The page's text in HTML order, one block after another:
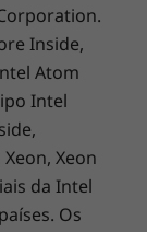
seus
da
Inside,
Atom
Intel
Xeon
da Intel
Os